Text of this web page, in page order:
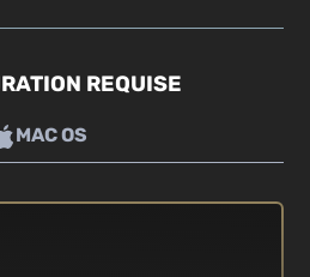
REQUISE
MAC OS